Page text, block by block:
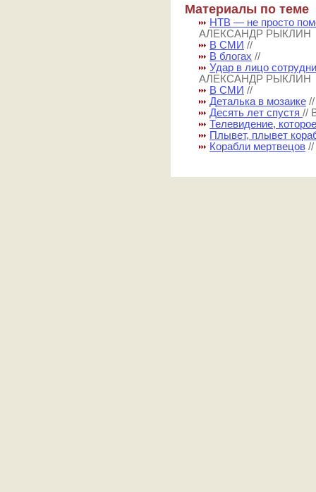
Материалы по теме
НТВ — не просто
АЛЕКСАНДР РЫКЛИН
В СМИ //
В блогах //
Удар в лицо
АЛЕКСАНДР РЫКЛИН
В СМИ //
Деталька в мозаике
Десять лет спустя //
Телевидение,
Плывет, плывет
Корабли мертвецов